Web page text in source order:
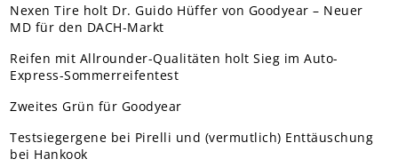
Nexen Tire holt Dr. Guido Hüffer von Goodyear – Neuer
MD für den DACH-Markt
Reifen mit Allrounder-Qualitäten holt Sieg im Auto-
Express-Sommerreifentest
Zweites Grün für Goodyear
Testsiegergene bei Pirelli und (vermutlich) Enttäuschung
bei Hankook